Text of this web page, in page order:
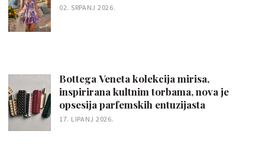
02. SRPANJ 2026.
Bottega Veneta kolekcija mirisa,
inspirirana kultnim torbama, nova je
opsesija parfemskih entuzijasta
17. LIPANJ 2026.